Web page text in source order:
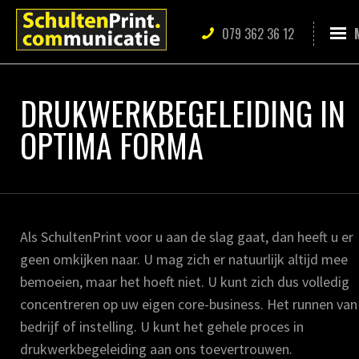
079 362 36 12
DRUKWERKBEGELEIDING IN
OPTIMA FORMA
Als SchultenPrint voor u aan de slag gaat, dan heeft u er
geen omkijken naar. U mag zich er natuurlijk altijd mee
bemoeien, maar het hoeft niet. U kunt zich dus volledig
concentreren op uw eigen core-business. Het runnen
bedrijf of instelling. U kunt het gehele proces in
drukwerkbegeleiding aan ons toevertrouwen.